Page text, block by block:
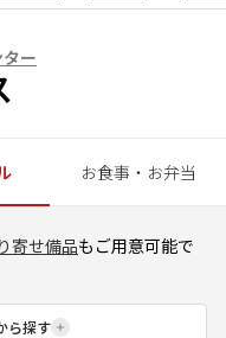
ー
お食事・お弁当
寄せ備品もご用意可能で
ら探す